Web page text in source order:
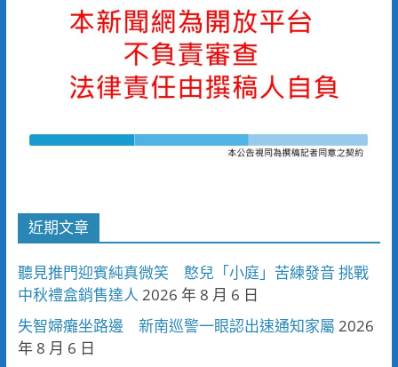
近期文章
聽見推門迎賓純真微笑 憨兒「小庭」苦練發音 挑戰
中秋禮盒銷售達人 2026 年 8 月 6 日
失智婦癱坐路邊 新南巡警一眼認出速通知家屬 2026
年 8 月 6 日